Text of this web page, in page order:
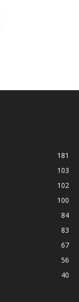
181
103
102
100
84
83
67
56
40